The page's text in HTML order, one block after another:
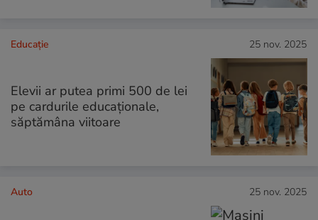
Educație 25 nov. 2025
Elevii ar putea primi 500 de lei
pe cardurile educaționale,
săptămâna viitoare
Auto 25 nov. 2025